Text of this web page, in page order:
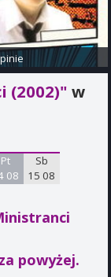
(2002)" w
Pt
08
Sb
15 08
powyżej.